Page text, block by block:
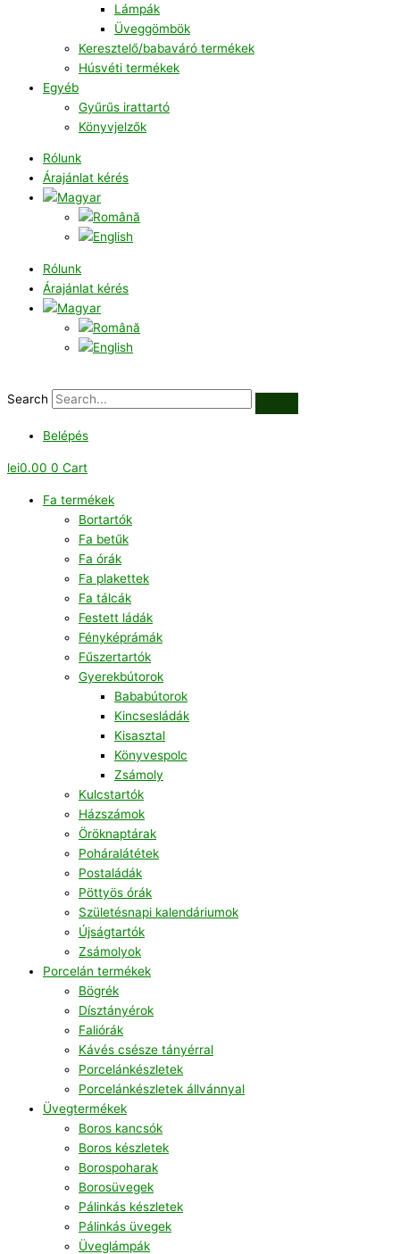
Lámpák
Üveggömbök
Keresztelő/babaváró termékek
Húsvéti termékek
Egyéb
Gyűrűs irattartó
Könyvjelzők
Rólunk
Árajánlat kérés
Rólunk
Árajánlat kérés
Search
Belépés
lei0.00 0 Cart
Fa termékek
Bortartók
Fa betűk
Fa órák
Fa plakettek
Fa tálcák
Festett ládák
Fényképrámák
Fűszertartók
Gyerekbútorok
Bababútorok
Kincsesládák
Kisasztal
Könyvespolc
Zsámoly
Kulcstartók
Házszámok
Öröknaptárak
Poháralátétek
Postaládák
Pöttyös órák
Születésnapi kalendáriumok
Újságtartók
Zsámolyok
Porcelán termékek
Bögrék
Dísztányérok
Faliórák
Kávés csésze tányérral
Porcelánkészletek
Porcelánkészletek állvánnyal
Üvegtermékek
Boros kancsók
Boros készletek
Borospoharak
Borosüvegek
Pálinkás készletek
Pálinkás üvegek
Üveglámpák